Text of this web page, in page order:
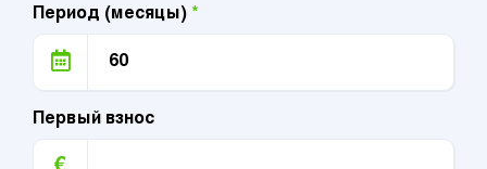
Период (месяцы) *
Первый взнос